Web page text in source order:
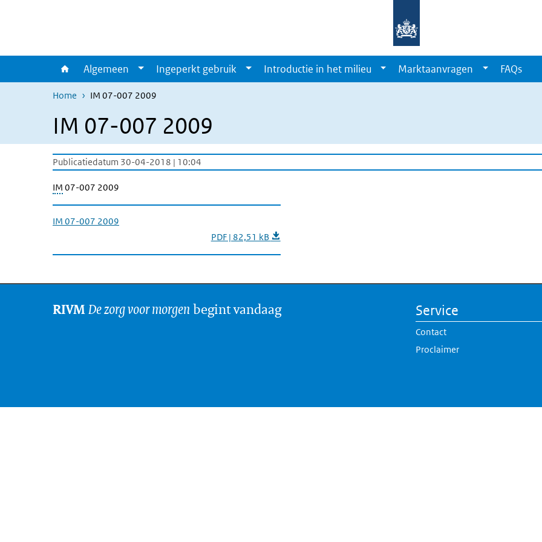
Algemeen Ingeperkt gebruik Introductie in het milieu Marktaanvragen FAQs
Home IM 07-007 2009
IM 07-007 2009
Publicatiedatum 30-04-2018 | 10:04
IM 07-007 2009
IM 07-007 2009
PDF | 82,51 kB
RIVMDe zorg voor morgen begint vandaag Service
Contact
Proclaimer